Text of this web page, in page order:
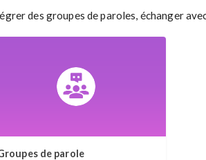
des groupes de paroles, échanger
de parole